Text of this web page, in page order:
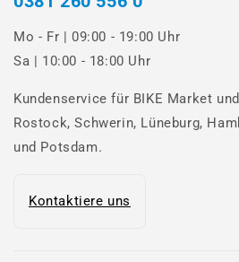
Mo - Fr | 09:00 - 19:00 Uhr
Sa | 10:00 - 18:00 Uhr
Kundenservice für BIKE Market
Rostock, Schwerin, Lüneburg,
und Potsdam.
Kontaktiere uns